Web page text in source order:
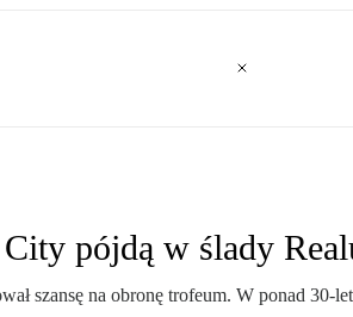
pójdą w ślady
szansę na obronę trofeum. W ponad 30-